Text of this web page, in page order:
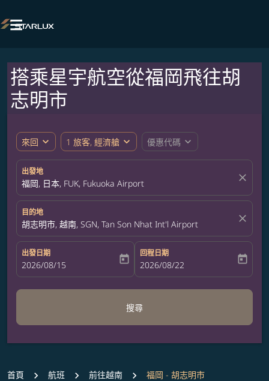

搭乘星宇航空從福岡飛往胡
志明市
來回 expand_more 1 旅客, 經濟艙 expand_more 優惠代碼 expand_more
出發地
福岡, 日本, FUK, Fukuoka Airport close
目的地
胡志明市, 越南, SGN, Tan Son Nhat Int'l Airport close
出發日期
fc-booking-departure-date-aria-label
2026/08/15 today
回程日期
fc-booking-return-date-aria-label
2026/08/22 today
搜尋
首頁 航班 前往越南 福岡 - 胡志明市